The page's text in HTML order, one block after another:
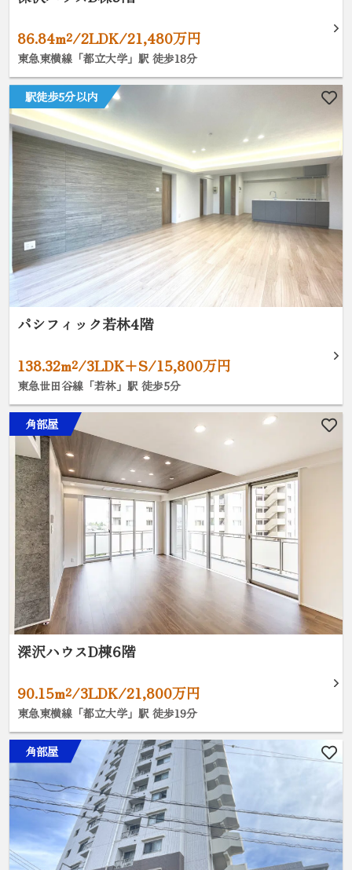
86.84m²/2LDK/21,480万円
東急東横線「都立大学」駅 徒歩18分
駅徒歩5分以内
パシフィック若林4階
138.32m²/3LDK+S/15,800万円
東急世田谷線「若林」駅 徒歩5分
角部屋
深沢ハウスD棟6階
90.15m²/3LDK/21,800万円
東急東横線「都立大学」駅 徒歩19分
角部屋